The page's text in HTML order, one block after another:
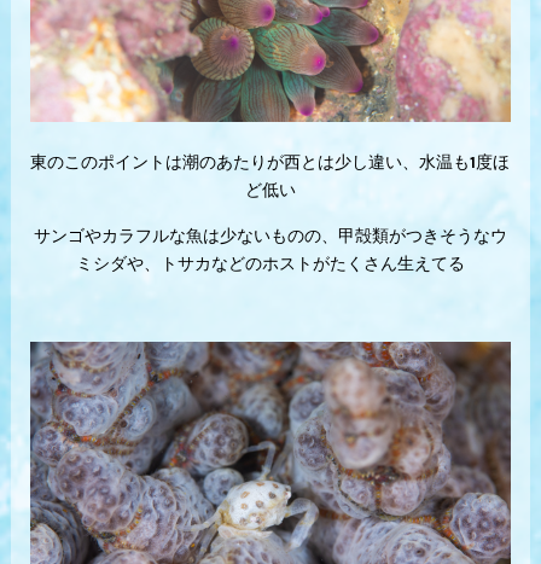
東のこのポイントは潮のあたりが西とは少し違い、水温も1度ほ
ど低い
サンゴやカラフルな魚は少ないものの、甲殻類がつきそうなウ
ミシダや、トサカなどのホストがたくさん生えてる